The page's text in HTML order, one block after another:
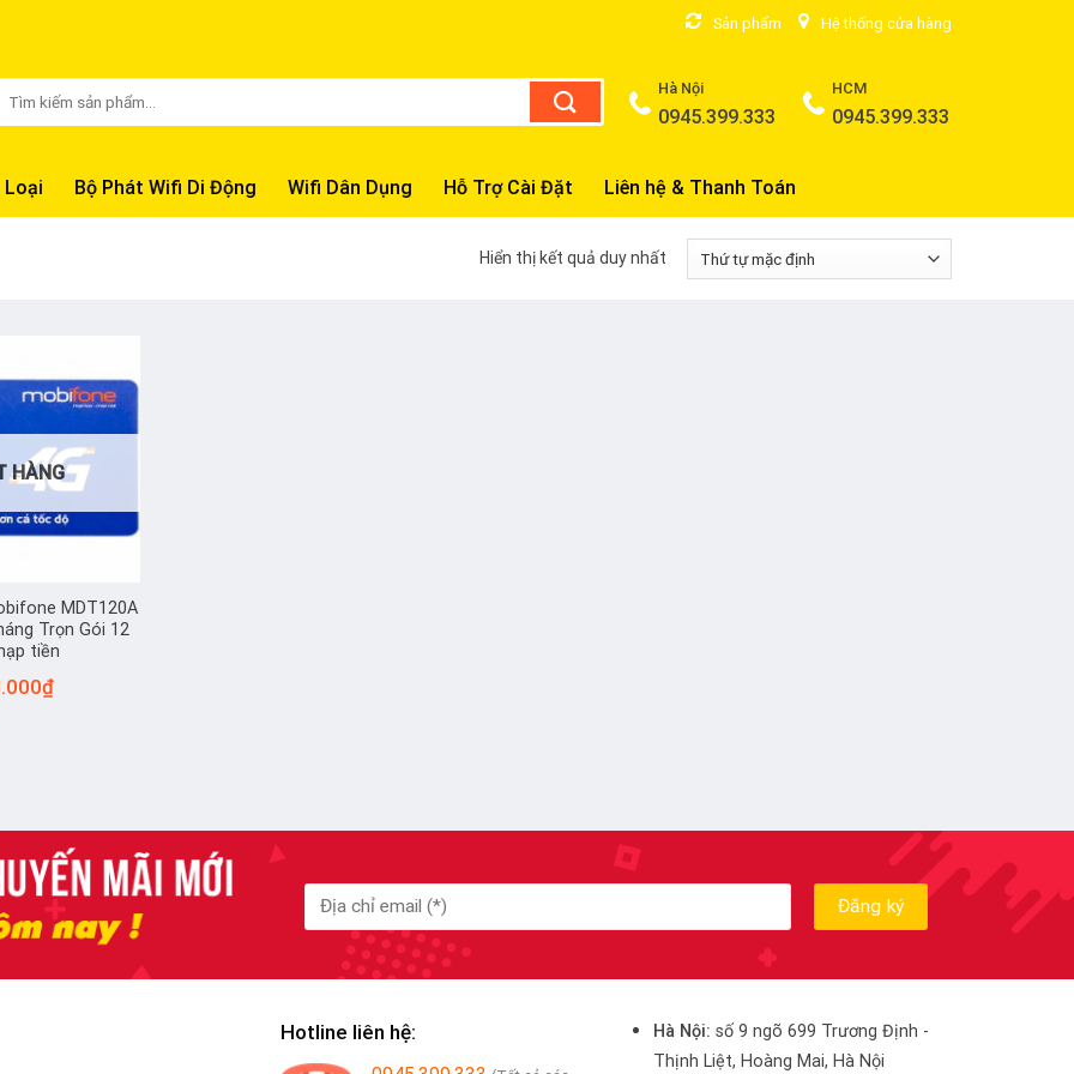
Sản phẩm Hệ thống cửa hàng
Hà Nội
0945.399.333
HCM
0945.399.333
Loại Bộ Phát Wifi Di Động Wifi Dân Dụng Hỗ Trợ Cài Đặt Liên hệ & Thanh Toán
Hiển thị kết quả duy nhất
HÀNG
MDT120A
Trọn Gói 12
tiền
₫Giá
hiện
Hotline liên hệ: Hà Nội:số 9 ngõ 699 Trương Định -
Thịnh Liệt, Hoàng Mai, Hà Nội